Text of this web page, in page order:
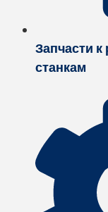
Запчасти
станкам